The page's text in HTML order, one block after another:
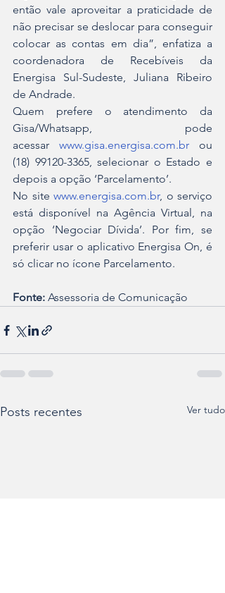
então vale aproveitar a praticidade de
não precisar se deslocar para conseguir
colocar as contas em dia”, enfatiza a
coordenadora de Recebíveis da
Energisa Sul-Sudeste, Juliana Ribeiro
de Andrade.
Quem prefere o atendimento da
Gisa/Whatsapp, pode
acessar www.gisa.energisa.com.br ou
(18) 99120-3365, selecionar o Estado e
depois a opção ‘Parcelamento’.
No site www.energisa.com.br, o serviço
está disponível na Agência Virtual, na
opção ‘Negociar Dívida’. Por fim, se
preferir usar o aplicativo Energisa On, é
só clicar no ícone Parcelamento.
Fonte: Assessoria de Comunicação
Posts recentes Ver tudo